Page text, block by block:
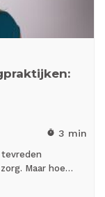
timer 3 min
tevreden
Maar hoe…